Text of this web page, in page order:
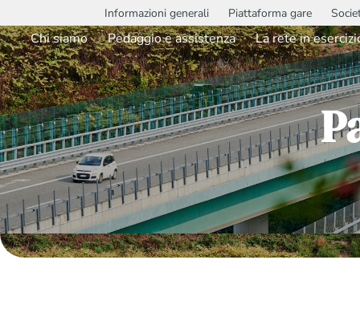
Informazioni generali Piattaforma gare
Chi siamo Pedaggio e assistenza La rete in